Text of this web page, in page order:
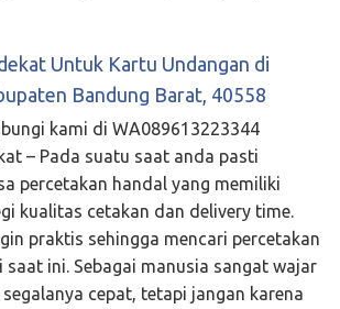
Untuk Kartu Undangan di
Bandung Barat, 40558
kami di WA089613223344
– Pada suatu saat anda pasti
percetakan handal yang memiliki
kualitas cetakan dan delivery time.
praktis sehingga mencari percetakan
ini. Sebagai manusia sangat wajar
cepat, tetapi jangan karena